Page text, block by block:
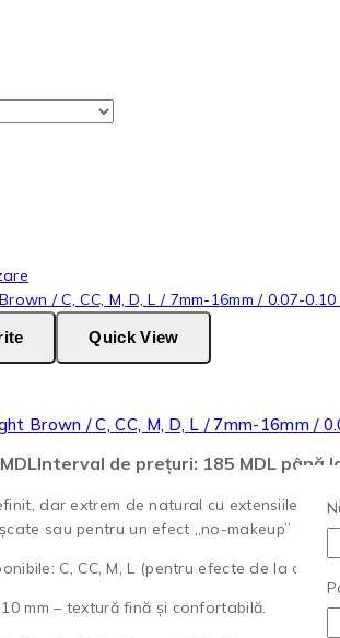
Quick View
Brown / C, CC, M, D, L / 7mm-16mm /
MDLInterval de prețuri: 185 MDL până
dar extrem de natural cu extensiile de
sau pentru un efect „no-makeup”
C, CC, M, L (pentru efecte de la clasic
mm – textură fină și confortabilă.